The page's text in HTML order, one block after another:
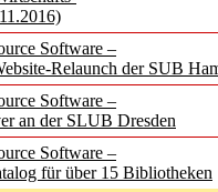
Software –
Relaunch der SUB
Software –
an der SLUB Dresden
Software –
für über 15 Bibliotheken
in der
unterwegs
Media